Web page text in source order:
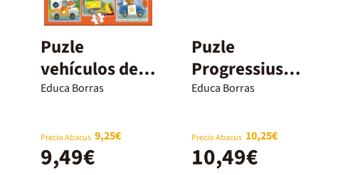
Puzle
vehículos de
rescate
Educa Borras
Precio Abacus 9,25€
9,49€
Puzle
Progressius
12-16-20-25
Educa Borras
Precio Abacus 10,25€
10,49€